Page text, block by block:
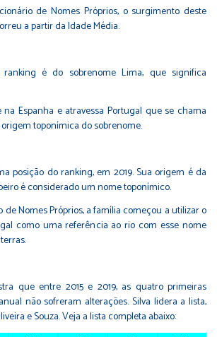
de Nomes Próprios, o surgimento deste
a partir da Idade Média.
é do sobrenome Lima, que significa
Espanha e atravessa Portugal que se chama
toponímica do sobrenome.
posição do ranking, em 2019. Sua origem é da
é considerado um nome toponímico.
Nomes Próprios, a família começou a utilizar o
como uma referência ao rio com esse nome
que entre 2015 e 2019, as quatro primeiras
não sofreram alterações. Silva lidera a lista,
e Souza. Veja a lista completa abaixo: